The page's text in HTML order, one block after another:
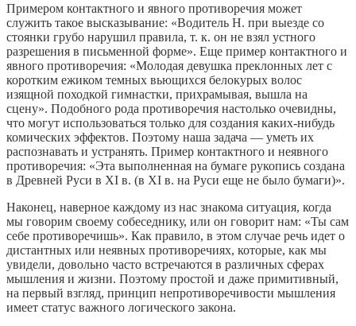
Примером контактного и явного противоречия может
служить такое высказывание: «Водитель Н. при выезде со
стоянки грубо нарушил правила, т. к. он не взял устного
разрешения в письменной форме». Еще пример контактного и
явного противоречия: «Молодая девушка преклонных лет с
коротким ежиком темных вьющихся белокурых волос
изящной походкой гимнастки, прихрамывая, вышла на
сцену». Подобного рода противоречия настолько очевидны,
что могут использоваться только для создания каких-нибудь
комических эффектов. Поэтому наша задача — уметь их
распознавать и устранять. Пример контактного и неявного
противоречия: «Эта выполненная на бумаге рукопись создана
в Древней Руси в XI в. (в XI в. на Руси еще не было бумаги)».
Наконец, наверное каждому из нас знакома ситуация, когда
мы говорим своему собеседнику, или он говорит нам: «Ты сам
себе противоречишь». Как правило, в этом случае речь идет о
дистантных или неявных противоречиях, которые, как мы
увидели, довольно часто встречаются в различных сферах
мышления и жизни. Поэтому простой и даже примитивный,
на первый взгляд, принцип непротиворечивости мышления
имеет статус важного логического закона.